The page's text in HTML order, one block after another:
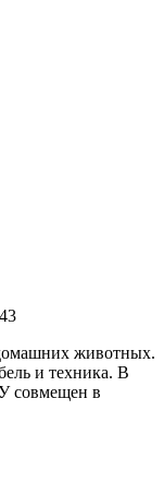
животных.
и техника. В
совмещен в